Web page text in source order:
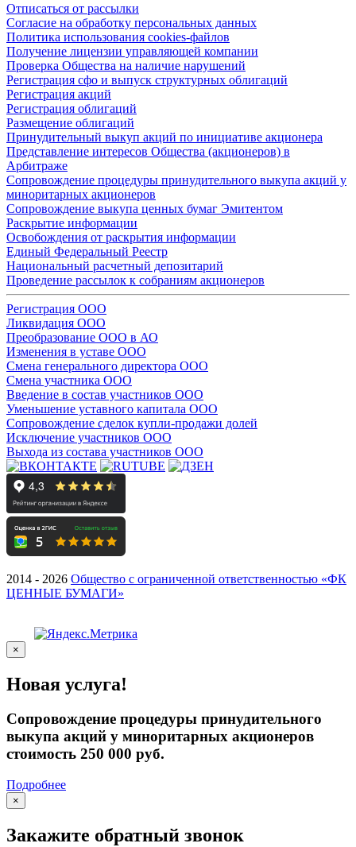
Отписаться от рассылки
Согласие на обработку персональных данных
Политика использования cookies-файлов
Получение лицензии управляющей компании
Проверка Общества на наличие нарушений
Регистрация сфо и выпуск структурных облигаций
Регистрация акций
Регистрация облигаций
Размещение облигаций
Принудительный выкуп акций по инициативе акционера
Представление интересов Общества (акционеров) в
Арбитраже
Сопровождение процедуры принудительного выкупа акций у
миноритарных акционеров
Сопровождение выкупа ценных бумаг Эмитентом
Раскрытие информации
Освобождения от раскрытия информации
Единый Федеральный Реестр
Национальный расчетный депозитарий
Проведение рассылок к собраниям акционеров
Регистрация ООО
Ликвидация ООО
Преобразование ООО в АО
Изменения в уставе ООО
Смена генерального директора ООО
Смена участника ООО
Введение в состав участников ООО
Уменьшение уставного капитала ООО
Сопровождение сделок купли-продажи долей
Исключение участников ООО
Выхода из состава участников ООО
2014 - 2026 Общество с ограниченной ответственностью «ФК
ЦЕННЫЕ БУМАГИ»
×
Новая услуга!
Сопровождение процедуры принудительного
выкупа акций у миноритарных акционеров
стоимость 250 000 руб.
Подробнее
×
Закажите обратный звонок